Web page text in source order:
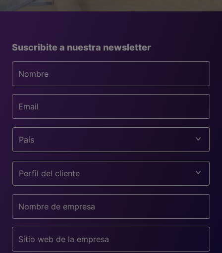
Suscribite a nuestra newsletter
País
Perfil del cliente